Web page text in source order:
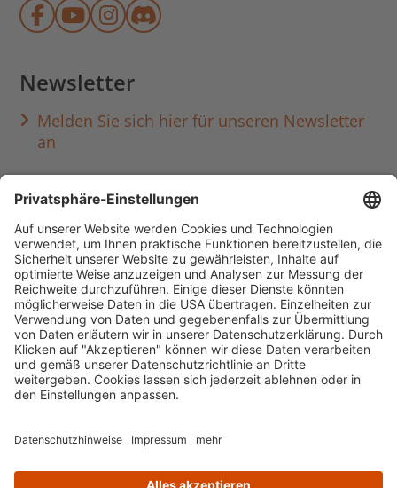
Münchner Stadtbibliothek auf
Münchner Stadtbibliothek auf
Münchner Stadtbibliothek
Münchner
Newsletter
Melden Sie sich hier für unseren Newsletter
an
Häufig aufgerufen
Standorte & Öffnungszeiten
anmelden & ausleihen
Ausbildung & Karriere
Impressum Datenschutz Barrierefreiheit
literaturportal-bayern.de